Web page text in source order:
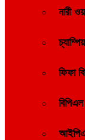
নারী
ফিফা
বিপিএল